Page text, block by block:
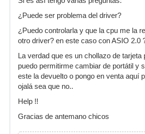
¿Puede ser problema del driver?
¿Puedo controlarla y que la cpu me la
otro driver? en este caso con ASIO 2.0
La verdad que es un chollazo de tarjeta
puedo permitirme cambiar de portátil y
este la devuelto o pongo en venta aquí
ojalá sea que no..
Help !!
Gracias de antemano chicos